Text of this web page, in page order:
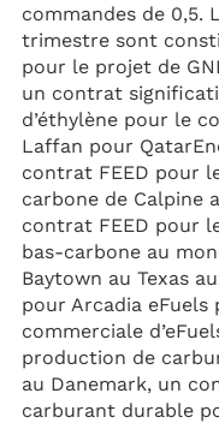
commandes de 0,5.
trimestre sont
pour le projet de
un contrat
d’éthylène pour le
Laffan pour
contrat FEED pour
carbone de Calpine
contrat FEED pour
bas-carbone au
Baytown au Texas
pour Arcadia
commerciale
production de
au Danemark, un
carburant durable